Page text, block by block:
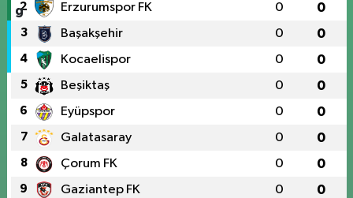
2 Erzurumspor FK 0 0
3 Başakşehir 0 0
4 Kocaelispor 0 0
5 Beşiktaş 0 0
6 Eyüpspor 0 0
7 Galatasaray 0 0
8 Çorum FK 0 0
9 Gaziantep FK 0 0